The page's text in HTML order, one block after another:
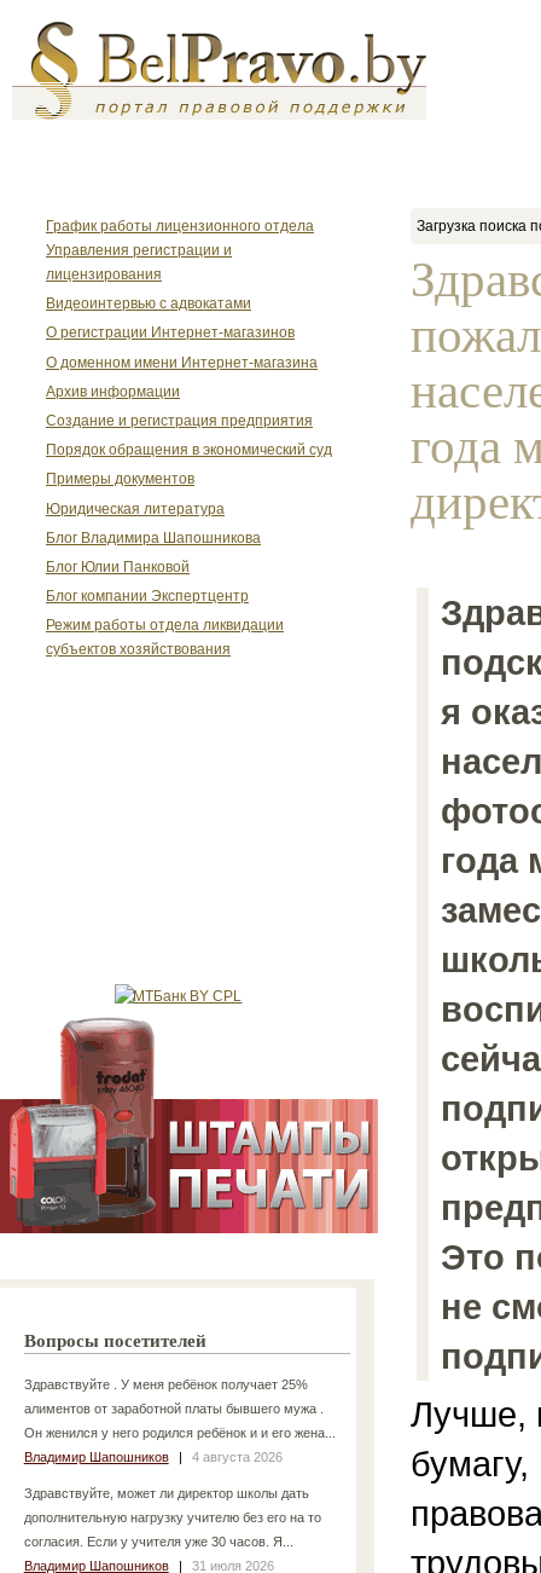
График работы лицензионного отдела
Управления регистрации и
лицензирования
Видеоинтервью с адвокатами
О регистрации Интернет-магазинов
О доменном имени Интернет-магазина
Архив информации
Создание и регистрация предприятия
Порядок обращения в экономический суд
Примеры документов
Юридическая литература
Блог Владимира Шапошникова
Блог Юлии Панковой
Блог компании Экспертцентр
Режим работы отдела ликвидации
субъектов хозяйствования
Вопросы посетителей
Здравствуйте . У меня ребёнок получает 25%
алиментов от заработной платы бывшего мужа .
Он женился у него родился ребёнок и и его жена...
Владимир Шапошников
| 4 августа 2026
Здравствуйте, может ли директор школы дать
дополнительную нагрузку учителю без его на то
согласия. Если у учителя уже 30 часов. Я...
Владимир Шапошников
| 31 июля 2026
Загрузка поиска
года
я
года
Это
не
Лучше,